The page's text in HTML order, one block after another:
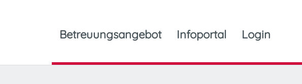
Betreuungsangebot Infoportal Login